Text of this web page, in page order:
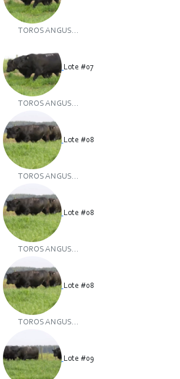
TOROS ANGUS...
Lote #07
TOROS ANGUS...
Lote #08
TOROS ANGUS...
Lote #08
TOROS ANGUS...
Lote #08
TOROS ANGUS...
Lote #09